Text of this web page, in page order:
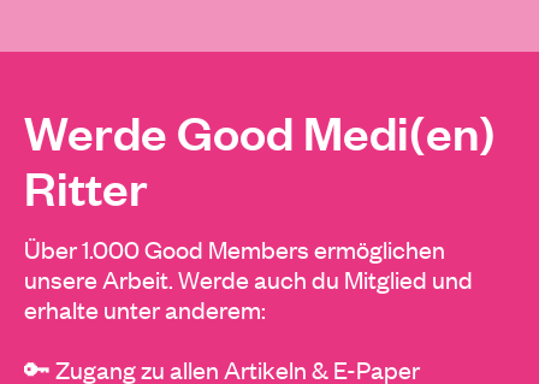
Werde Good Medi(en)
Ritter
Über 1.000 Good Members ermöglichen
unsere Arbeit. Werde auch du Mitglied und
erhalte unter anderem:
🔑 Zugang zu allen Artikeln & E-Paper